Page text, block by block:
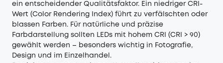
ein entscheidender Qualitätsfaktor. Ein niedriger CRI-
Wert (Color Rendering Index) führt zu verfälschten oder
blassen Farben. Für natürliche und präzise
Farbdarstellung sollten LEDs mit hohem CRI (CRI > 90)
gewählt werden – besonders wichtig in Fotografie,
Design und im Einzelhandel.